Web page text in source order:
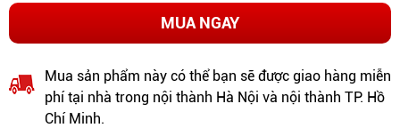
MUA NGAY
Mua sản phẩm này có thể bạn sẽ được giao hàng miễn
phí tại nhà trong nội thành Hà Nội và nội thành TP. Hồ
Chí Minh.